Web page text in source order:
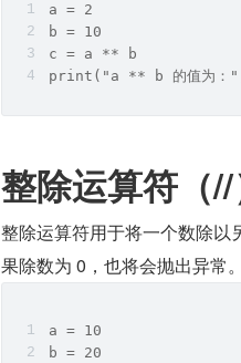
a = 2
b = 10
c = a ** b
print("a ** b 的值为：
整除运算符（//
整除运算符用于将一个数除以
果除数为 0，也将会抛出异常。
a = 10
b = 20